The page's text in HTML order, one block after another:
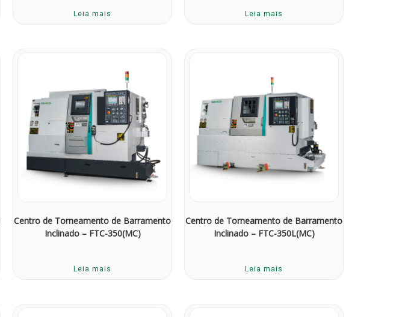
Leia mais Leia mais
Centro de Torneamento de Barramento
Inclinado – FTC-350(MC)
Leia mais
Centro de Torneamento de Barramento
Inclinado – FTC-350L(MC)
Leia mais